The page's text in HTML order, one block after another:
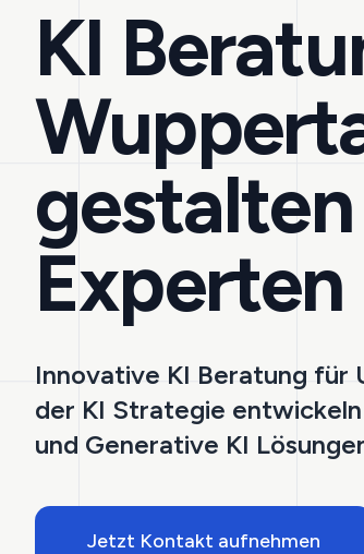
KI
Experten
Innovative KI Beratung für
der KI Strategie
und Generative KI
Jetzt Kontakt aufnehmen